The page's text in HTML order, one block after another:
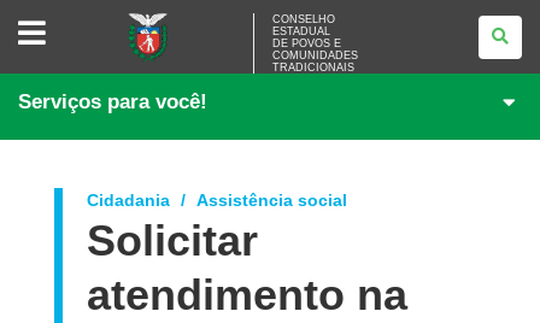
CONSELHO
ESTADUAL
POVOS
COMUNIDADES
CONSELHO
ESTADUAL
DE POVOS E
COMUNIDADES
TRADICIONAIS
Serviços para você!
Cidadania Assistência social
Solicitar
atendimento na